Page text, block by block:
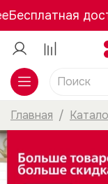
Бесплатная
Главная